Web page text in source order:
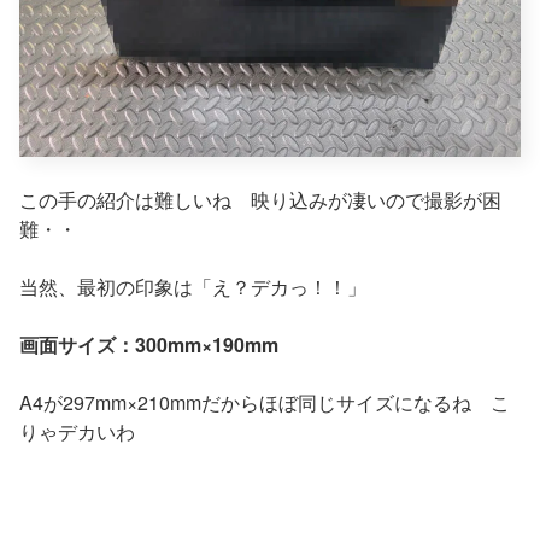
この手の紹介は難しいね 映り込みが凄いので撮影が困
難・・
当然、最初の印象は「え？デカっ！！」
画面サイズ：300mm×190mm
A4が297mm×210mmだからほぼ同じサイズになるね こ
りゃデカいわ